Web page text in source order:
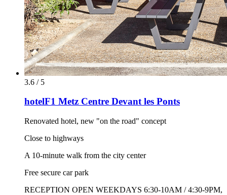
3.6 / 5
hotelF1 Metz Centre Devant les Ponts
Renovated hotel, new "on the road" concept
Close to highways
A 10-minute walk from the city center
Free secure car park
RECEPTION OPEN WEEKDAYS 6:30-10AM / 4:30-9PM,